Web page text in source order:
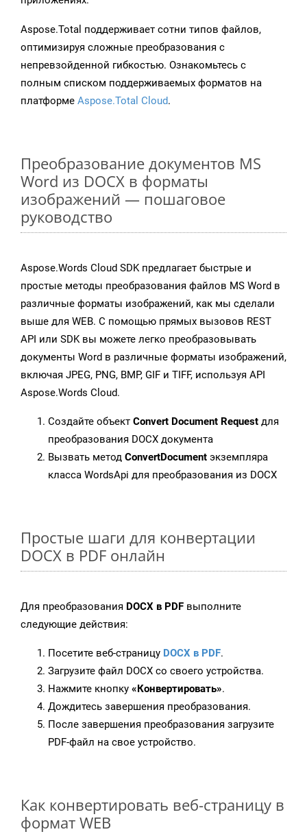
Aspose.Total поддерживает сотни типов файлов,
оптимизируя сложные преобразования с
непревзойденной гибкостью. Ознакомьтесь с
полным списком поддерживаемых форматов на
платформе Aspose.Total Cloud.
Преобразование документов MS
Word из DOCX в форматы
изображений — пошаговое
руководство
Aspose.Words Cloud SDK предлагает быстрые и
простые методы преобразования файлов MS Word в
различные форматы изображений, как мы сделали
выше для WEB. С помощью прямых вызовов REST
API или SDK вы можете легко преобразовывать
документы Word в различные форматы изображений,
включая JPEG, PNG, BMP, GIF и TIFF, используя API
Aspose.Words Cloud.
Создайте объект Convert Document Request для
преобразования DOCX документа
Вызвать метод ConvertDocument экземпляра
класса WordsApi для преобразования из DOCX
Простые шаги для конвертации
DOCX в PDF онлайн
Для преобразования DOCX в PDF выполните
следующие действия:
Посетите веб-страницу DOCX в PDF.
Загрузите файл DOCX со своего устройства.
Нажмите кнопку «Конвертировать».
Дождитесь завершения преобразования.
После завершения преобразования загрузите
PDF-файл на свое устройство.
Как конвертировать веб-страницу в
формат WEB